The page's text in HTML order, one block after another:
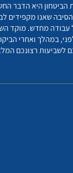
היא הדבר
שאנו מקפידים
עבודה מחדש. מוקד
במהלך ואחרי
לשביעות רצונכם